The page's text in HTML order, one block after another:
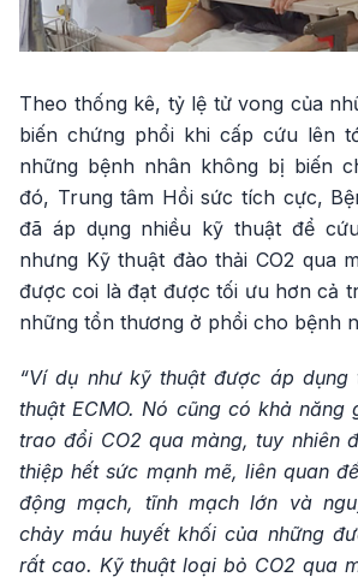
Theo thống kê, tỷ lệ tử vong của
biến chứng phổi khi cấp cứu lên
những bệnh nhân không bị biến
đó, Trung tâm Hồi sức tích cực,
đã áp dụng nhiều kỹ thuật để
nhưng Kỹ thuật đào thải CO2 qua
được coi là đạt được tối ưu hơn cả
những tổn thương ở phổi cho bệnh
“Ví dụ như kỹ thuật được áp
thuật ECMO. Nó cũng có khả năng
trao đổi CO2 qua màng, tuy nhiên
thiệp hết sức mạnh mẽ, liên quan
động mạch, tĩnh mạch lớn và
chảy máu huyết khối của những
rất cao. Kỹ thuật loại bỏ CO2 qua